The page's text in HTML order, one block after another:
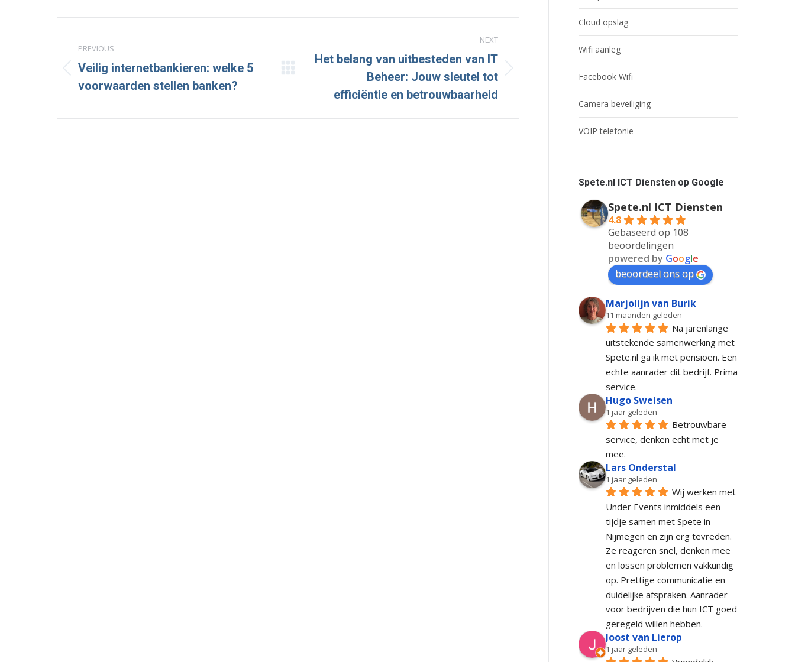
navigation
PREVIOUS
Previous
post:
Veilig internetbankieren: welke 5
voorwaarden stellen banken?
NEXT
Het belang van uitbesteden van IT
Beheer: Jouw sleutel tot
efficiëntie en betrouwbaarheid
Cloud opslag
Wifi aanleg
Facebook Wifi
Camera beveiliging
VOIP telefonie
Spete.nl ICT Diensten op Google
Spete.nl ICT Diensten
4.8
Gebaseerd op 108
beoordelingen
powered by Google
beoordeel ons op
Marjolijn van Burik
11 maanden geleden
Na jarenlange
uitstekende samenwerking met
Spete.nl ga ik met pensioen. Een
echte aanrader dit bedrijf. Prima
service.
Hugo Swelsen
1 jaar geleden
Betrouwbare
service, denken echt met je
mee.
Lars Onderstal
1 jaar geleden
Wij werken met
Under Events inmiddels een
tijdje samen met Spete in
Nijmegen en zijn erg tevreden.
Ze reageren snel, denken mee
en lossen problemen vakkundig
op. Prettige communicatie en
duidelijke afspraken. Aanrader
voor bedrijven die hun ICT goed
geregeld willen hebben.
Joost van Lierop
1 jaar geleden